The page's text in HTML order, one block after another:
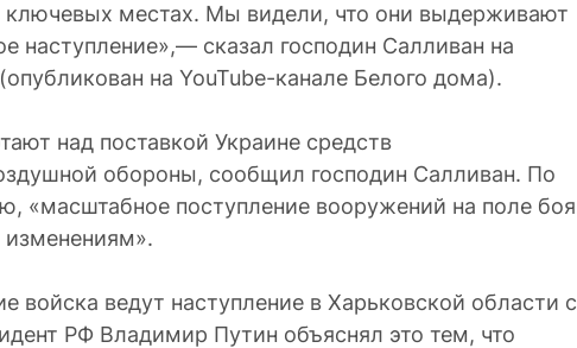
ключевых местах. Мы видели, что они выдерживают
наступление»,— сказал господин Салливан на
на YouTube-канале Белого дома).
над поставкой Украине средств
обороны, сообщил господин Салливан. По
«масштабное поступление вооружений на поле боя
изменениям».
войска ведут наступление в Харьковской области с
РФ Владимир Путин объяснял это тем, что